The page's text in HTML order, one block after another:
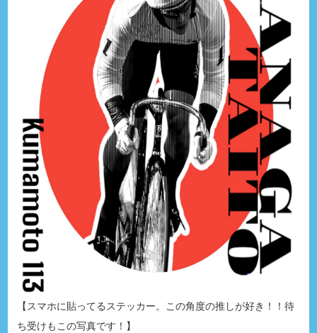
【スマホに貼ってるステッカー。この角度の推しが好き！！待
ち受けもこの写真です！】